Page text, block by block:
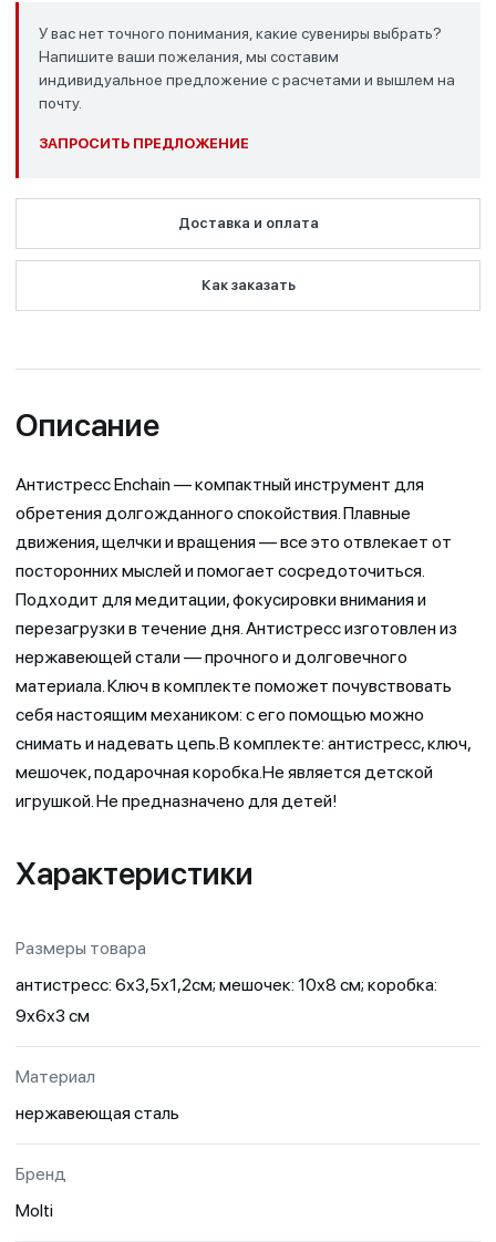
У вас нет точного понимания, какие сувениры выбрать?
Напишите ваши пожелания, мы составим
индивидуальное предложение с расчетами и вышлем на
почту.
ЗАПРОСИТЬ ПРЕДЛОЖЕНИЕ
Доставка и оплата
Как заказать
Описание
Антистресс Enchain — компактный инструмент для
обретения долгожданного спокойствия. Плавные
движения, щелчки и вращения — все это отвлекает от
посторонних мыслей и помогает сосредоточиться.
Подходит для медитации, фокусировки внимания и
перезагрузки в течение дня. Антистресс изготовлен из
нержавеющей стали — прочного и долговечного
материала. Ключ в комплекте поможет почувствовать
себя настоящим механиком: с его помощью можно
снимать и надевать цепь.В комплекте: антистресс, ключ,
мешочек, подарочная коробка.Не является детской
игрушкой. Не предназначено для детей!
Характеристики
Размеры товара
антистресс: 6х3,5х1,2см; мешочек: 10х8 см; коробка:
9х6х3 см
Материал
нержавеющая сталь
Бренд
Molti